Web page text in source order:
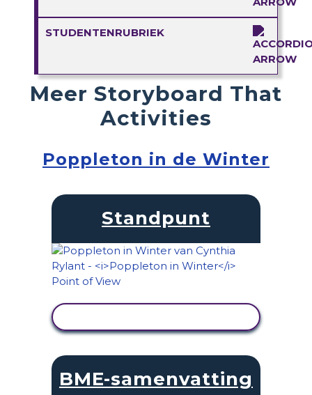
STUDENTENRUBRIEK
Meer Storyboard That
Activities
Poppleton in de Winter
Standpunt
BME-samenvatting